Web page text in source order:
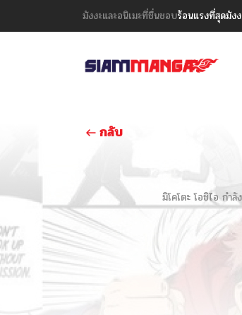
มังงะและอนิเมะที่ชื่นชอบร้อนแรงที่สุดมัง
กลับ
มิโคโตะ โอชิไอ กำ